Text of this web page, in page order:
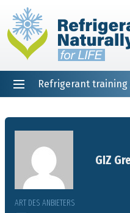
Refrigerant training
GIZ
ART DES ANBIETERS